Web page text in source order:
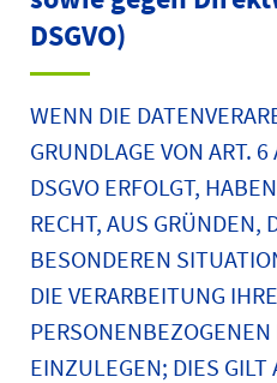
DSGVO)
WENN DIE
GRUNDLAGE VON ART.
DSGVO ERFOLGT,
RECHT, AUS GRÜNDEN,
BESONDEREN
DIE VERARBEITUNG
EINZULEGEN; DIES GILT